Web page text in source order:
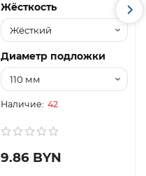
Жёсткость
Диаметр подложки
42
9.86 BYN